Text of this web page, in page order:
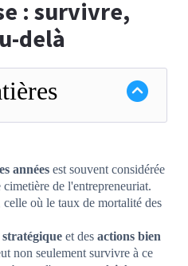
: survivre,
delà
années est souvent considérée
de l'entrepreneuriat.
où le taux de mortalité des
et des actions bien
non seulement survivre à ce